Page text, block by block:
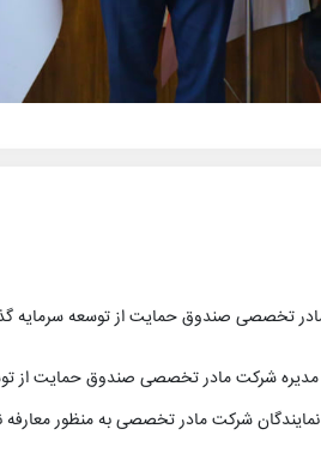
مادر تخصصی صندوق حمایت از توسعه
شرکت مادر تخصصی صندوق حمایت از
نمایندگان شرکت مادر تخصصی به منظور